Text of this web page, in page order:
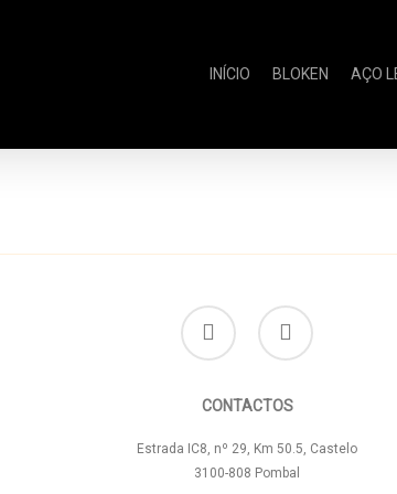
INÍCIO BLOKEN AÇO
facebook instagram
CONTACTOS
Estrada IC8, nº 29, Km 50.5, Castelo
3100-808 Pombal